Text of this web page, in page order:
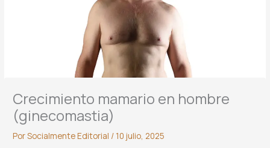
Crecimiento mamario en hombre
(ginecomastia)
PorSocialmente Editorial / 10 julio, 2025